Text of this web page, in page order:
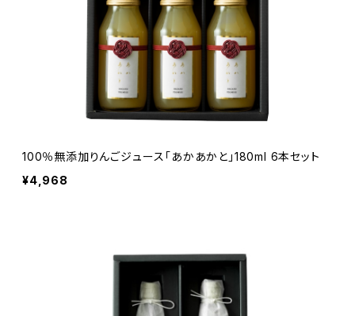
100％無添加りんごジュース「あかあかと」180ml 6本セット
¥4,968